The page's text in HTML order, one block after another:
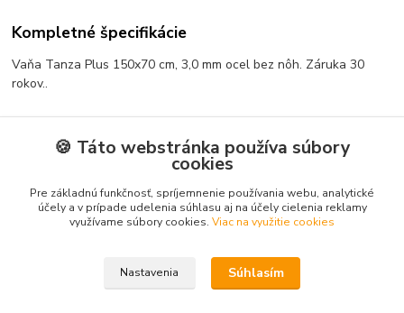
Kompletné špecifikácie
Vaňa Tanza Plus 150x70 cm, 3,0 mm ocel bez nôh. Záruka 30
rokov..
Tovar zaradený v kategóriách
Vane
🍪 Táto webstránka používa súbory
cookies
Pre základnú funkčnosť, spríjemnenie používania webu, analytické
účely a v prípade udelenia súhlasu aj na účely cielenia reklamy
využívame súbory cookies. Viac na využitie cookies
Nastavenia Súhlasím